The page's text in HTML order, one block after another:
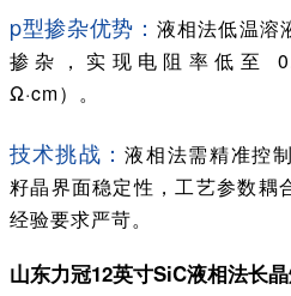
p型掺杂优势： 液相法低温溶
掺杂，实现电阻率低至
Ω·cm）。
技术挑战：液相法需精准控
籽晶界面稳定性，工艺参数耦
经验要求严苛。
山东力冠12英寸SiC液相法长